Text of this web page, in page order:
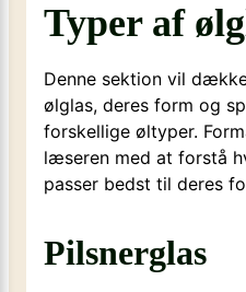
Typer af
Denne sektion vil
ølglas, deres form og
forskellige øltyper.
læseren med at forstå
passer bedst til deres
Pilsnerglas